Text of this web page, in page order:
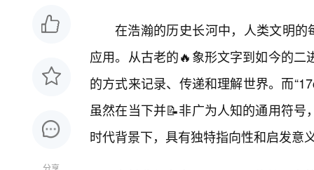
分享
在浩瀚的历史长河中，人类文明的
应用。从古老的🔥象形文字到如今的
的方式来记录、传递和理解世界。而
虽然在当下并📝非广为人知的通用符
时代背景下，具有独特指向性和启发意